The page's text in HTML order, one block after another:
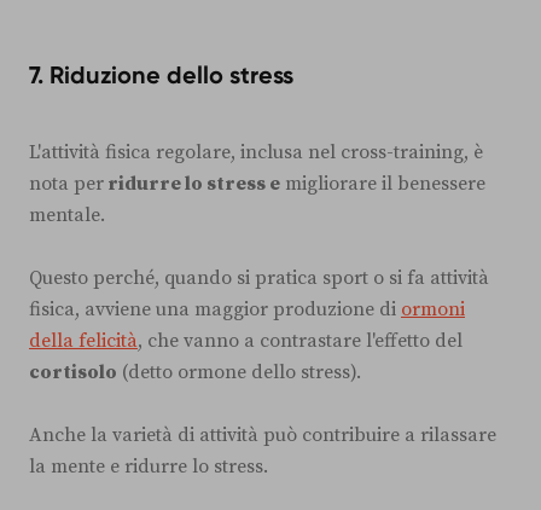
7. Riduzione dello stress
L'attività fisica regolare, inclusa nel cross-training, è
nota per ridurre lo stress e migliorare il benessere
mentale.
Questo perché, quando si pratica sport o si fa attività
fisica, avviene una maggior produzione di ormoni
della felicità, che vanno a contrastare l'effetto del
cortisolo (detto ormone dello stress).
Anche la varietà di attività può contribuire a rilassare
la mente e ridurre lo stress.